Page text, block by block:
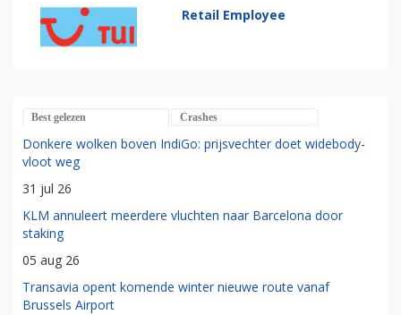
Retail Employee
Best gelezen Crashes
Donkere wolken boven IndiGo: prijsvechter doet widebody-
vloot weg
31 jul 26
KLM annuleert meerdere vluchten naar Barcelona door
staking
05 aug 26
Transavia opent komende winter nieuwe route vanaf
Brussels Airport